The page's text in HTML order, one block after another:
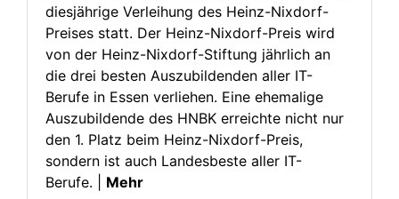
diesjährige Verleihung des Heinz-Nixdorf-
Preises statt. Der Heinz-Nixdorf-Preis wird
von der Heinz-Nixdorf-Stiftung jährlich an
die drei besten Auszubildenden aller IT-
Berufe in Essen verliehen. Eine ehemalige
Auszubildende des HNBK erreichte nicht nur
den 1. Platz beim Heinz-Nixdorf-Preis,
sondern ist auch Landesbeste aller IT-
Berufe. | Mehr